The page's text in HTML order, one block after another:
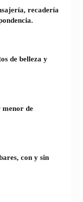
recadería
de belleza y
menor de
con y sin